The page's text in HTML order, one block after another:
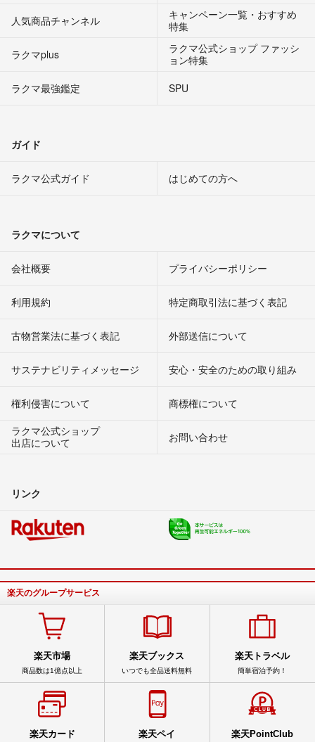
人気商品チャンネル
キャンペーン一覧・おすすめ
特集
ラクマplus
ラクマ公式ショップ ファッシ
ョン特集
ラクマ最強鑑定
SPU
ガイド
ラクマ公式ガイド はじめての方へ
ラクマについて
会社概要 プライバシーポリシー
利用規約 特定商取引法に基づく表記
古物営業法に基づく表記 外部送信について
サステナビリティメッセージ 安心・安全のための取り組み
権利侵害について
商標権について
ラクマ公式ショップ
出店について
お問い合わせ
リンク
楽天のグループサービス
楽天市場
商品数は1億点以上
楽天ブックス
いつでも全品送料無料
楽天トラベル
簡単宿泊予約！
楽天カード 楽天ペイ 楽天PointClub